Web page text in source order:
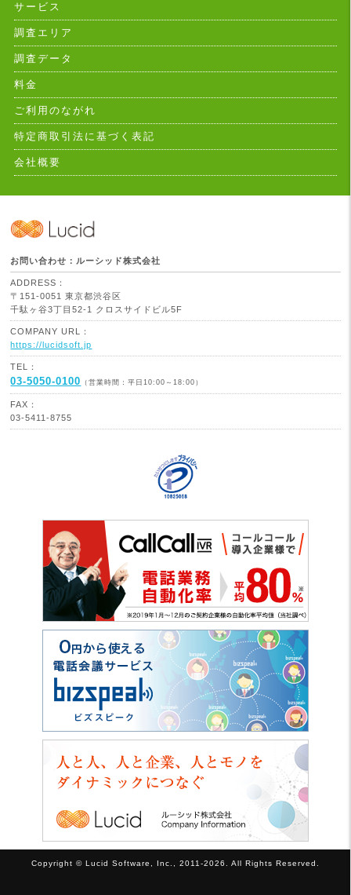
サービス
調査エリア
調査データ
料金
ご利用のながれ
特定商取引法に基づく表記
会社概要
お問い合わせ：ルーシッド株式会社
ADDRESS：
〒151-0051 東京都渋谷区
千駄ヶ谷3丁目52-1 クロスサイドビル5F
COMPANY URL：
https://lucidsoft.jp
TEL：
03-5050-0100 （営業時間：平日10:00～18:00）
FAX：
03-5411-8755
Copyright © Lucid Software, Inc., 2011-2026. All Rights Reserved.